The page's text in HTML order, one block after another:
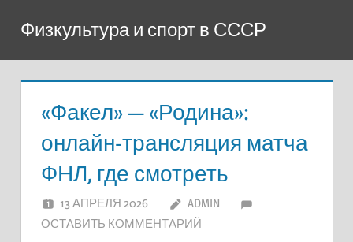
содержимому
Физкультура и спорт в СССР
«Факел» — «Родина»:
онлайн-трансляция матча
ФНЛ, где смотреть
13 АПРЕЛЯ 2026
ADMIN
ОСТАВИТЬ КОММЕНТАРИЙ